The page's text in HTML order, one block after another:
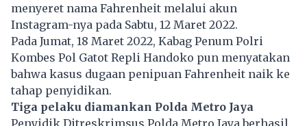
menyeret nama Fahrenheit melalui akun
Instagram-nya pada Sabtu, 12 Maret 2022.
Pada Jumat, 18 Maret 2022, Kabag Penum Polri
Kombes Pol Gatot Repli Handoko pun menyatakan
bahwa kasus dugaan penipuan Fahrenheit naik ke
tahap penyidikan.
Tiga pelaku diamankan Polda Metro Jaya
Penyidik Ditreskrimsus Polda Metro Jaya berhasil